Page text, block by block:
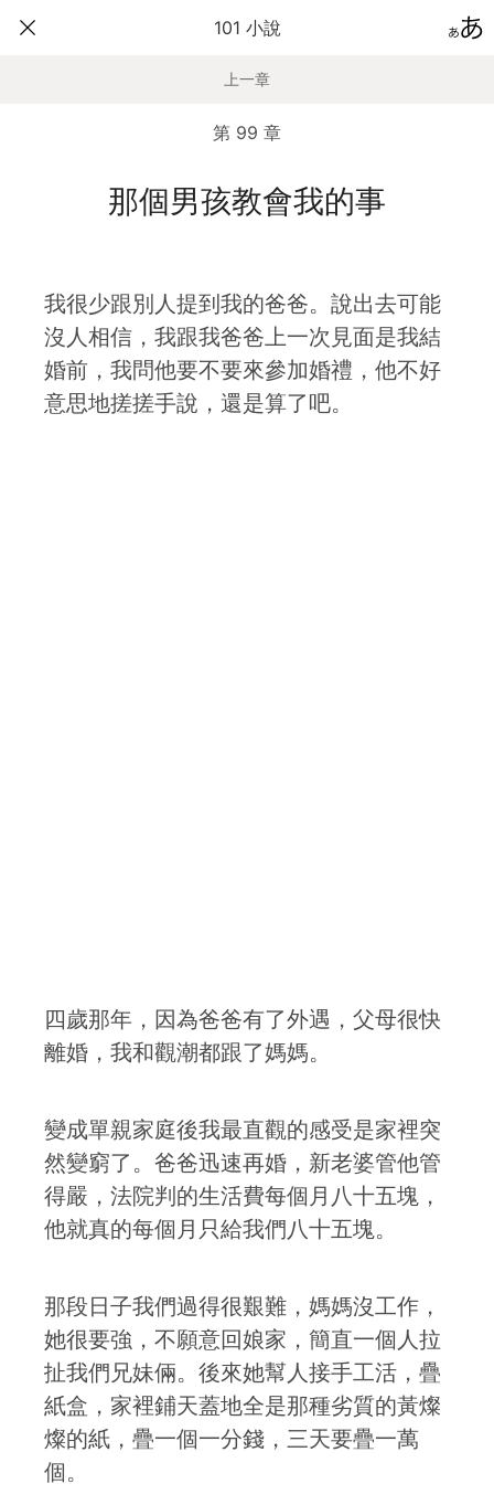
101 小說
上一章
第 99 章
那個男孩教會我的事
我很少跟別人提到我的爸爸。說出去可能
沒人相信，我跟我爸爸上一次見面是我結
婚前，我問他要不要來參加婚禮，他不好
意思地搓搓手說，還是算了吧。
四歲那年，因為爸爸有了外遇，父母很快
離婚，我和觀潮都跟了媽媽。
變成單親家庭後我最直觀的感受是家裡突
然變窮了。爸爸迅速再婚，新老婆管他管
得嚴，法院判的生活費每個月八十五塊，
他就真的每個月只給我們八十五塊。
那段日子我們過得很艱難，媽媽沒工作，
她很要強，不願意回娘家，簡直一個人拉
扯我們兄妹倆。後來她幫人接手工活，疊
紙盒，家裡鋪天蓋地全是那種劣質的黃燦
燦的紙，疊一個一分錢，三天要疊一萬
個。